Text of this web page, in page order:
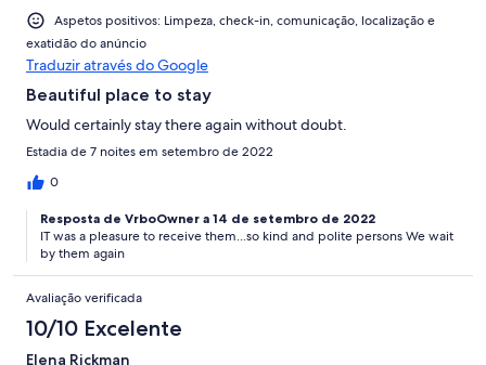
Aspetos positivos: Limpeza, check-in, comunicação, localização e
exatidão do anúncio
Traduzir através do Google
Beautiful place to stay
Would certainly stay there again without doubt.
Estadia de 7 noites em setembro de 2022
0
Resposta de VrboOwner a 14 de setembro de 2022
IT was a pleasure to receive them...so kind and polite persons We wait
by them again
Avaliação verificada
10/10 Excelente
Elena Rickman